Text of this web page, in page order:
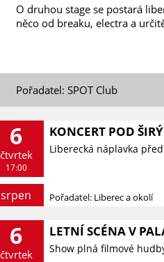
O druhou stage se postará
něco od breaku, electra a
Pořadatel: SPOT Club
6
čtvrtek
17:00
srpen
KONCERT POD
Liberecká náplavka
Pořadatel: Liberec a okolí
6
čtvrtek
LETNÍ SCÉNA V
Show plná filmové